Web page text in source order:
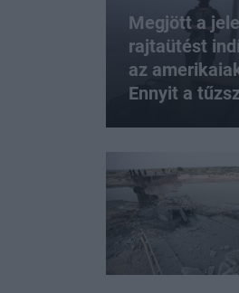
Megjött a
rajtaütést
az
Ennyit a